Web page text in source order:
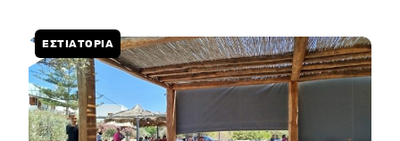
ΕΣΤΙΑΤΌΡΙΑ